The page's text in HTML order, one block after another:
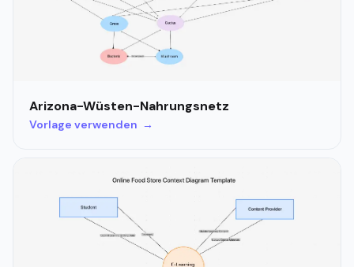
Arizona-Wüsten-Nahrungsnetz
Vorlage verwenden →